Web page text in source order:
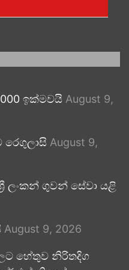
ඉක්මවයි August 9,
August 9,
ලංකන් ගුවන් සේවා යළි
August 9, 2026
හේතුව නිරිතදිග